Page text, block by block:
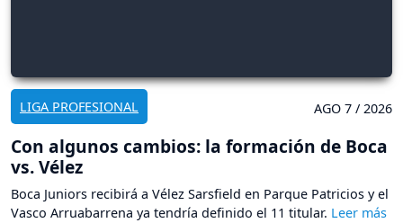
LIGA PROFESIONAL AGO 7 / 2026
Con algunos cambios: la formación de Boca
vs. Vélez
Boca Juniors recibirá a Vélez Sarsfield en Parque Patricios y el
Vasco Arruabarrena ya tendría definido el 11 titular.